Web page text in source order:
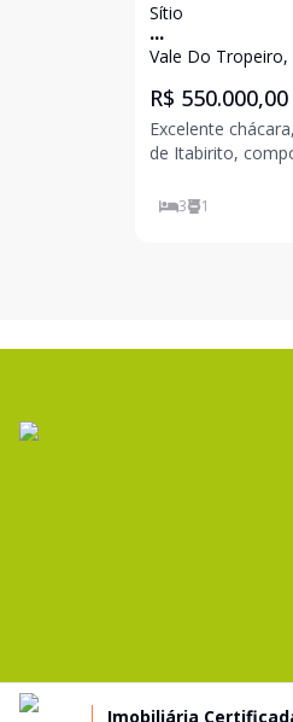
Sítio
...
Vale Do
R$ 550.000,00
Excelente
de Itabirito,
composta por 3
varanda, área
3 1
Imobiliária